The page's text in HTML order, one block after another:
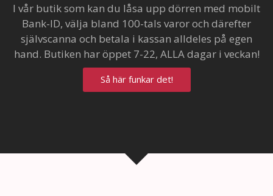
I vår butik som kan du låsa upp dörren med mobilt
Bank-ID, välja bland 100-tals varor och därefter
självscanna och betala i kassan alldeles på egen
hand. Butiken har öppet 7-22, ALLA dagar i veckan!
Så här funkar det!